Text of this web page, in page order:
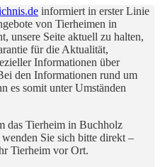
informiert in erster Linie
von Tierheimen in
unsere Seite aktuell zu halten,
für die Aktualität,
Informationen über
den Informationen rund um
es somit unter Umständen
das Tierheim in Buchholz
Sie sich bitte direkt –
Tierheim vor Ort.